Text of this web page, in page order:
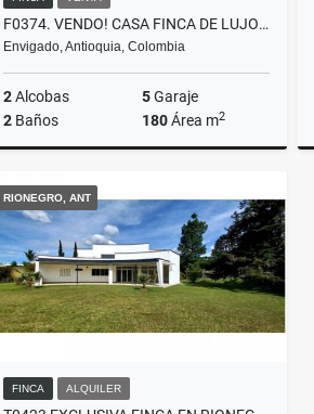
F0374. VENDO! CASA FINCA DE LUJO SECTOR ESCOBERO, ENVIGADO
Envigado, Antioquia, Colombia
2Alcobas 5Garaje
2 Baños 180Área m2
$2.200.000.000
RIONEGRO, ANT
FINCA ALQUILER